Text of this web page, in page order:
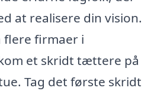
at realisere din vision.
firmaer i
et skridt tættere på
Tag det første skridt